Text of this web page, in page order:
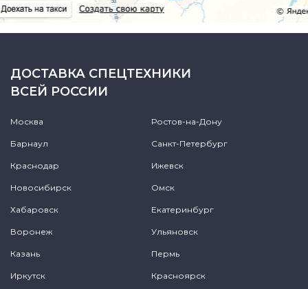
ДОСТАВКА СПЕЦТЕХНИКИ
ВСЕЙ РОССИИ
Москва Ростов-на-Дону
Барнаул Санкт-Петербург
Краснодар Ижевск
Новосибирск Омск
Хабаровск Екатеринбург
Воронеж Ульяновск
Казань Пермь
Иркутск Красноярск